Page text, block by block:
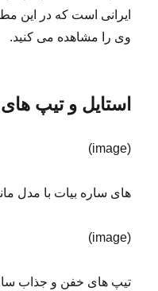
ایرانی است که در این
وی را مشاهده می کنید.
استایل و تیپ
(image)
های ساره بیات با مدل
(image)
تیپ های خفن و جذاب